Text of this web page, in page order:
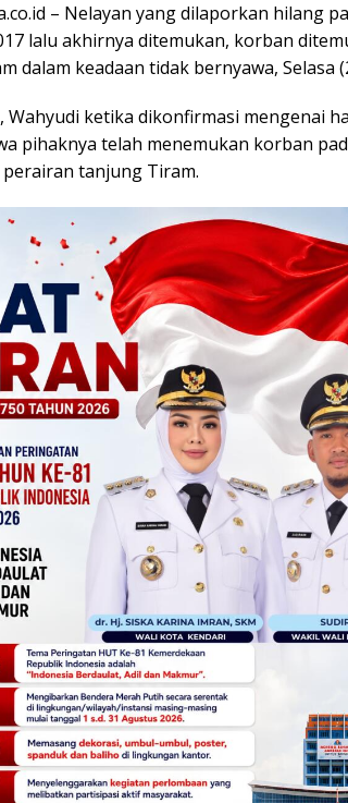
– Nelayan yang dilaporkan hilang
lalu akhirnya ditemukan, korban
dalam keadaan tidak bernyawa, Selasa
Wahyudi ketika dikonfirmasi mengenai
pihaknya telah menemukan korban
tanjung Tiram.